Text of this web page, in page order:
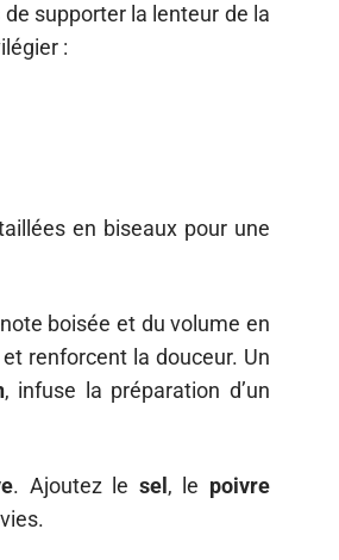
supporter la lenteur de la
:
en biseaux pour une
boisée et du volume en
renforcent la douceur. Un
, infuse la préparation d’un
. Ajoutez le sel , le poivre